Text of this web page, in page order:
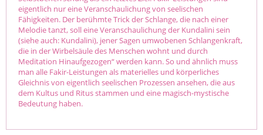
eigentlich nur eine Veranschaulichung von seelischen
Fähigkeiten. Der berühmte Trick der Schlange, die nach einer
Melodie tanzt, soll eine Veranschaulichung der Kundalini sein
(siehe auch: Kundalini), jener Sagen umwobenen Schlangenkraft,
die in der Wirbelsäule des Menschen wohnt und durch
Meditation Hinaufgezogen“ werden kann. So und ähnlich muss
man alle Fakir-Leistungen als materielles und körperliches
Gleichnis von eigentlich seelischen Prozessen ansehen, die aus
dem Kultus und Ritus stammen und eine magisch-mystische
Bedeutung haben.